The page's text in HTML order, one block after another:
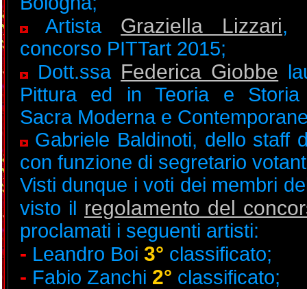
Artista Graziella Lizzari,
concorso PITTart 2015;
Dott.ssa Federica Giobbe
Pittura ed in Teoria e Storia
Sacra Moderna e
Gabriele Baldinoti, dello staff
con funzione di segretario
Visti dunque i voti dei membri
visto il regolamento del
proclamati i seguenti artisti:
- Leandro Boi 3° classificato;
- Fabio Zanchi 2° classificato;